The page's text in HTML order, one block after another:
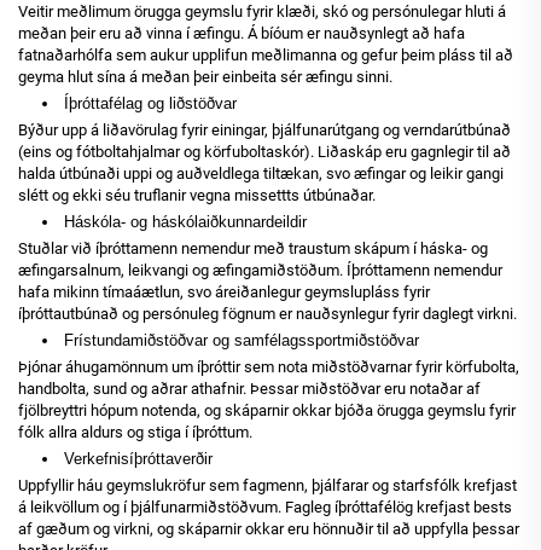
Veitir meðlimum örugga geymslu fyrir klæði, skó og persónulegar hluti á
meðan þeir eru að vinna í æfingu. Á bíóum er nauðsynlegt að hafa
fatnaðarhólfa sem aukur upplifun meðlimanna og gefur þeim pláss til að
geyma hlut sína á meðan þeir einbeita sér æfingu sinni.
Íþróttafélag og liðstöðvar
Býður upp á liðavörulag fyrir einingar, þjálfunarútgang og verndarútbúnað
(eins og fótboltahjalmar og körfuboltaskór). Liðaskáp eru gagnlegir til að
halda útbúnaði uppi og auðveldlega tiltækan, svo æfingar og leikir gangi
slétt og ekki séu truflanir vegna missettts útbúnaðar.
Háskóla- og háskólaiðkunnardeildir
Stuðlar við íþróttamenn nemendur með traustum skápum í háska- og
æfingarsalnum, leikvangi og æfingamiðstöðum. Íþróttamenn nemendur
hafa mikinn tímaáætlun, svo áreiðanlegur geymslupláss fyrir
íþróttautbúnað og persónuleg fögnum er nauðsynlegur fyrir daglegt virkni.
Frístundamiðstöðvar og samfélagssportmiðstöðvar
Þjónar áhugamönnum um íþróttir sem nota miðstöðvarnar fyrir körfubolta,
handbolta, sund og aðrar athafnir. Þessar miðstöðvar eru notaðar af
fjölbreyttri hópum notenda, og skáparnir okkar bjóða örugga geymslu fyrir
fólk allra aldurs og stiga í íþróttum.
Verkefnisíþróttaverðir
Uppfyllir háu geymslukröfur sem fagmenn, þjálfarar og starfsfólk krefjast
á leikvöllum og í þjálfunarmiðstöðvum. Fagleg íþróttafélög krefjast bests
af gæðum og virkni, og skáparnir okkar eru hönnuðir til að uppfylla þessar